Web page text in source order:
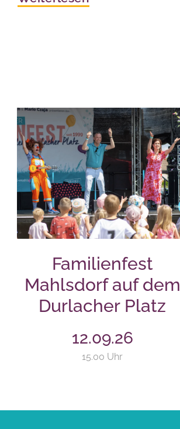
Familienfest
Mahlsdorf auf dem
Durlacher Platz
12.09.26
15.00 Uhr